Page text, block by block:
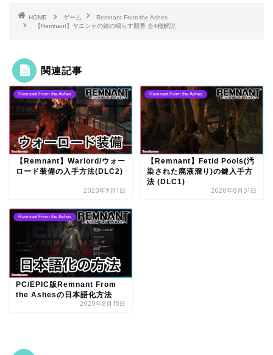
HOME ゲーム
Remnant From the Ashes
【Remnant】ヤエシャの鐘の鳴らす順番 全4種解説
関連記事
Remnant From the Ashes
【Remnant】Warlord/ウォー
ロード装備の入手方法(DLC2)
2020年9月1日
Remnant From the Ashes
【Remnant】Fetid Pools(汚
染された廃液溜り)の鍵入手方
法 (DLC1)
2020年8月31日
Remnant From the Ashes
PC/EPIC版Remnant From
the Ashesの日本語化方法
2020年8月15日